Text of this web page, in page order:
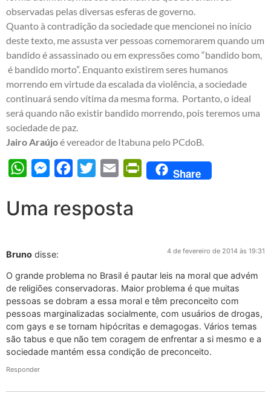
observadas pelas diversas esferas de governo.
Quanto à contradição da sociedade que mencionei no início
deste texto, me assusta ver pessoas comemorarem quando um
bandido é assassinado ou em expressões como “bandido bom,
é bandido morto”. Enquanto existirem seres humanos
morrendo em virtude da escalada da violência, a sociedade
continuará sendo vítima da mesma forma. Portanto, o ideal
será quando não existir bandido morrendo, pois teremos uma
sociedade de paz.
Jairo Araújoé vereador de Itabuna pelo PCdoB.
WhatsAppMessengerFacebook
Twitter Email PrintFriendly
Share
Uma resposta
Bruno disse: 4 de fevereiro de 2014 às 19:31
O grande problema no Brasil é pautar leis na moral que advém
de religiões conservadoras. Maior problema é que muitas
pessoas se dobram a essa moral e têm preconceito com
pessoas marginalizadas socialmente, com usuários de drogas,
com gays e se tornam hipócritas e demagogas. Vários temas
são tabus e que não tem coragem de enfrentar a si mesmo e a
sociedade mantém essa condição de preconceito.
Responder